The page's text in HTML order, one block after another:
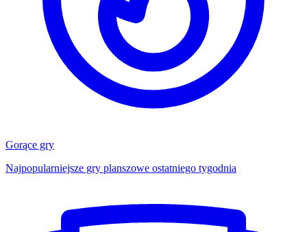
Gorące gry
Najpopularniejsze gry planszowe ostatniego tygodnia